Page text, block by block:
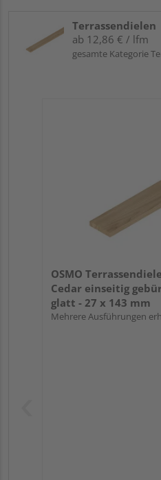
Terrassendielen
ab 12,86 € / lfm
gesamte Kategorie
OSMO
Cedar einseitig
glatt - 27 x 143 mm
Mehrere Ausführungen